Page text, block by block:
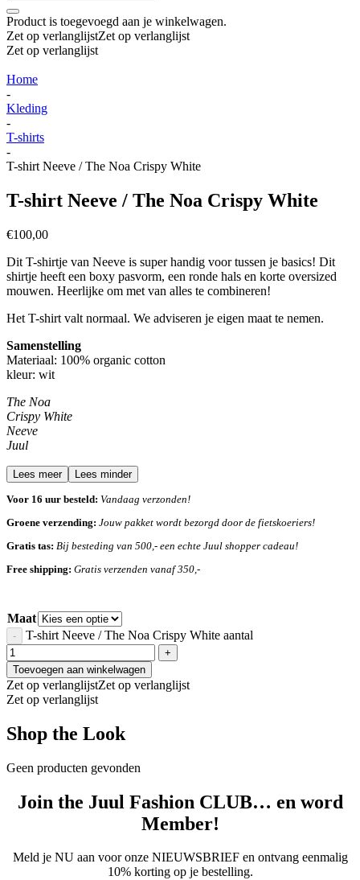
Product is toegevoegd aan je winkelwagen.
Zet op verlanglijstZet op verlanglijst
Zet op verlanglijst
Home
-
Kleding
-
T-shirts
-
T-shirt Neeve / The Noa Crispy White
T-shirt Neeve / The Noa Crispy White
€100,00
Dit T-shirtje van Neeve is super handig voor tussen je basics! Dit
shirtje heeft een boxy pasvorm, een ronde hals en korte oversized
mouwen. Heerlijke om met van alles te combineren!
Het T-shirt valt normaal. We adviseren je eigen maat te nemen.
Samenstelling
Materiaal: 100% organic cotton
kleur: wit
The Noa
Crispy White
Neeve
Juul
Lees meer Lees minder
Voor 16 uur besteld: Vandaag verzonden!
Groene verzending: Jouw pakket wordt bezorgd door de fietskoeriers!
Gratis tas: Bij besteding van 500,- een echte Juul shopper cadeau!
Free shipping: Gratis verzenden vanaf 350,-
Maat
T-shirt Neeve / The Noa Crispy White aantal
Toevoegen aan winkelwagen
Zet op verlanglijstZet op verlanglijst
Zet op verlanglijst
Shop the Look
Geen producten gevonden
Join the Juul Fashion CLUB… en word
Member!
Meld je NU aan voor onze NIEUWSBRIEF en ontvang eenmalig
10% korting op je bestelling.